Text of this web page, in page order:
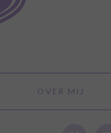
OVER MIJ